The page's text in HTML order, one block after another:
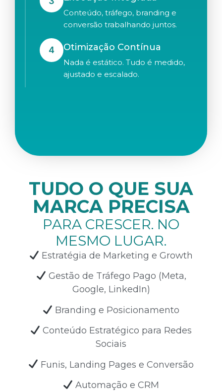
Conteúdo, tráfego, branding e
conversão trabalhando juntos.
4 Otimização Contínua
Nada é estático. Tudo é medido,
ajustado e escalado.
TUDO O QUE SUA
MARCA PRECISA
PARA CRESCER. NO
MESMO LUGAR.
Estratégia de Marketing e Growth
Gestão de Tráfego Pago (Meta,
Google, LinkedIn)
Branding e Posicionamento
Conteúdo Estratégico para Redes
Sociais
Funis, Landing Pages e Conversão
Automação e CRM